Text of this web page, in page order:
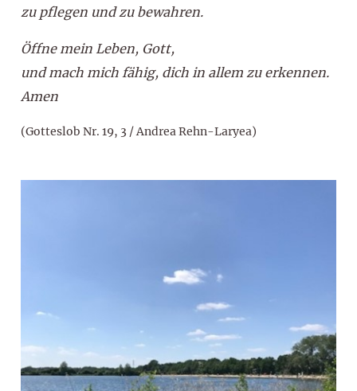
zu pflegen und zu bewahren.
Öffne mein Leben, Gott,
und mach mich fähig, dich in allem zu erkennen.
Amen
(Gotteslob Nr. 19, 3 / Andrea Rehn-Laryea)